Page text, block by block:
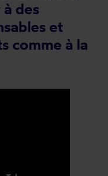
des
et
comme à la